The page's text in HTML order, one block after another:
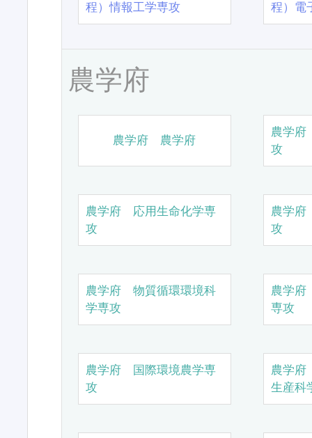
程）情報工学専攻
程）電
農学府
農学府 農学府
農学
攻
農学府 応用生命化学専
攻
農学
攻
農学府 物質循環環境科
学専攻
農学
専攻
農学府 国際環境農学専
攻
農学
生産科